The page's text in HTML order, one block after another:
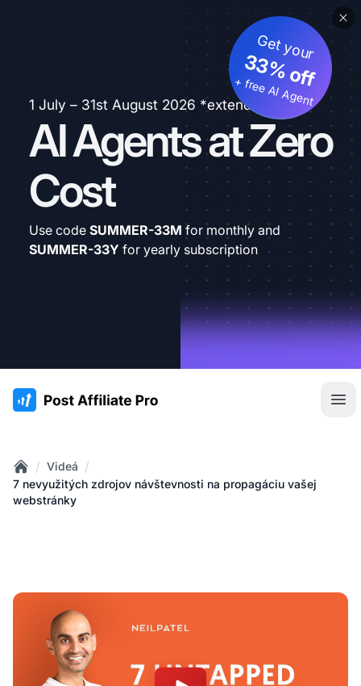
1 July – 31st August 2026 *extended
AI Agents at Zero
Cost
Get your
33% off
+ free AI Agent
Use code SUMMER-33M for monthly and
SUMMER-33Y for yearly subscription
:site.title
Home
/ Videá /
7 nevyužitých zdrojov návštevnosti na propagáciu vašej
webstránky